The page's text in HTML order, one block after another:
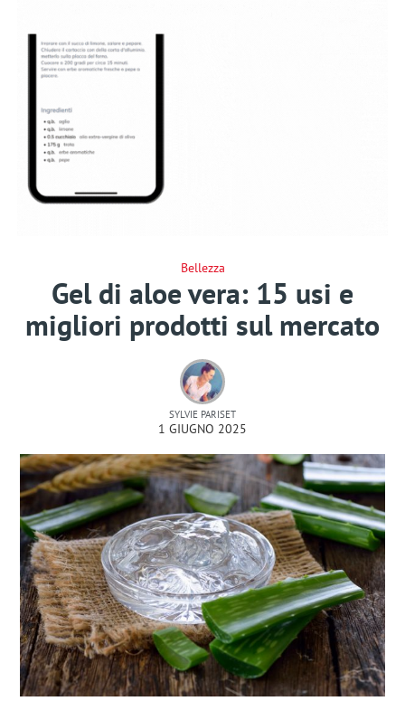
Bellezza
Gel di aloe vera: 15 usi e
migliori prodotti sul mercato
SYLVIE PARISET
1 GIUGNO 2025